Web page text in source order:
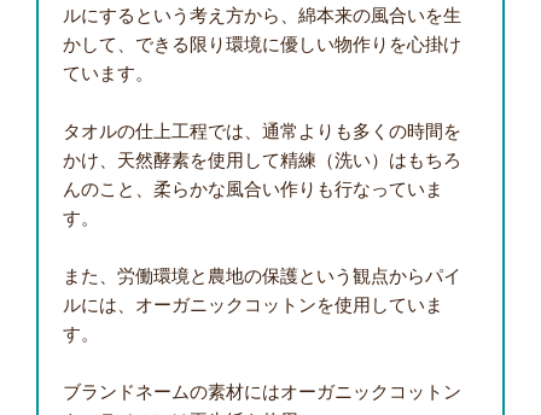
ルにするという考え方から、綿本来の風合いを生
かして、できる限り環境に優しい物作りを心掛け
ています。
タオルの仕上工程では、通常よりも多くの時間を
かけ、天然酵素を使用して精練（洗い）はもちろ
んのこと、柔らかな風合い作りも行なっていま
す。
また、労働環境と農地の保護という観点からパイ
ルには、オーガニックコットンを使用していま
す。
ブランドネームの素材にはオーガニックコットン